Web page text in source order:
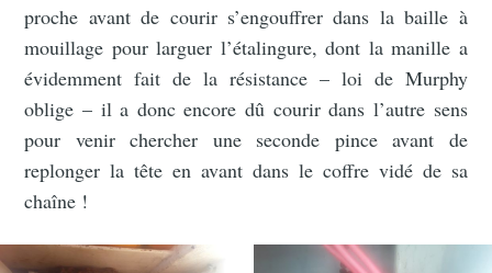
proche avant de courir s’engouffrer dans la baille à
mouillage pour larguer l’étalingure, dont la manille a
évidemment fait de la résistance – loi de Murphy
oblige – il a donc encore dû courir dans l’autre sens
pour venir chercher une seconde pince avant de
replonger la tête en avant dans le coffre vidé de sa
chaîne !